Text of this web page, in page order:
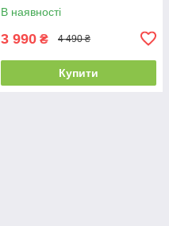
В наявності
3 990 ₴ 4 490 ₴
Купити